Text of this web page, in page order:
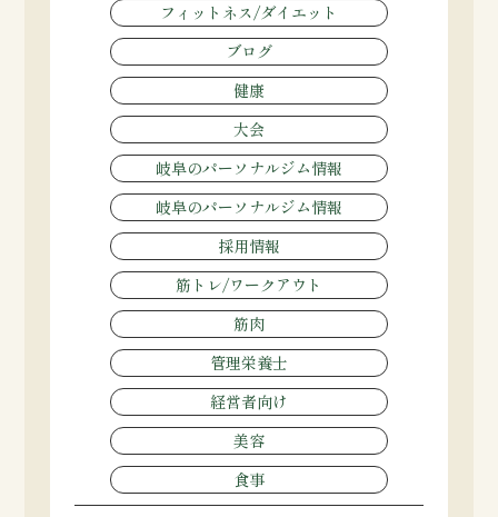
フィットネス/ダイエット
ブログ
健康
大会
岐阜のパーソナルジム情報
岐阜のパーソナルジム情報
採用情報
筋トレ/ワークアウト
筋肉
管理栄養士
経営者向け
美容
食事